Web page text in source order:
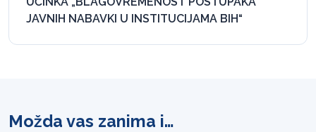
JAVNIH NABAVKI U INSTITUCIJAMA BIH“
Možda vas zanima i…